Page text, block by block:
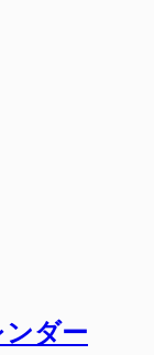
ンダー